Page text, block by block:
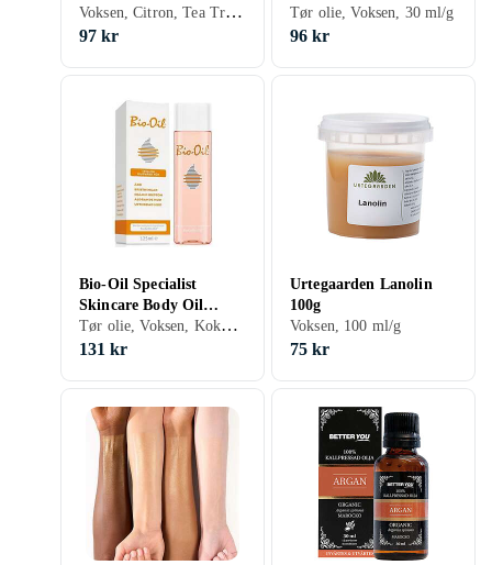
Voksen, Citron, Tea Tree, Geranium, 30 ml/g
97 kr
30ml
Tør olie, Voksen, 30 ml/g
96 kr
Bio-Oil Specialist
Skincare Body Oil
125ml
Tør olie, Voksen, Kokos, Lavendel, Avocado, Jojoba, Citron, Gulerod, Geranium, Ylang Ylang, Solsikke, Rosmarin, 125 ml/g
131 kr
Urtegaarden Lanolin
100g
Voksen, 100 ml/g
75 kr